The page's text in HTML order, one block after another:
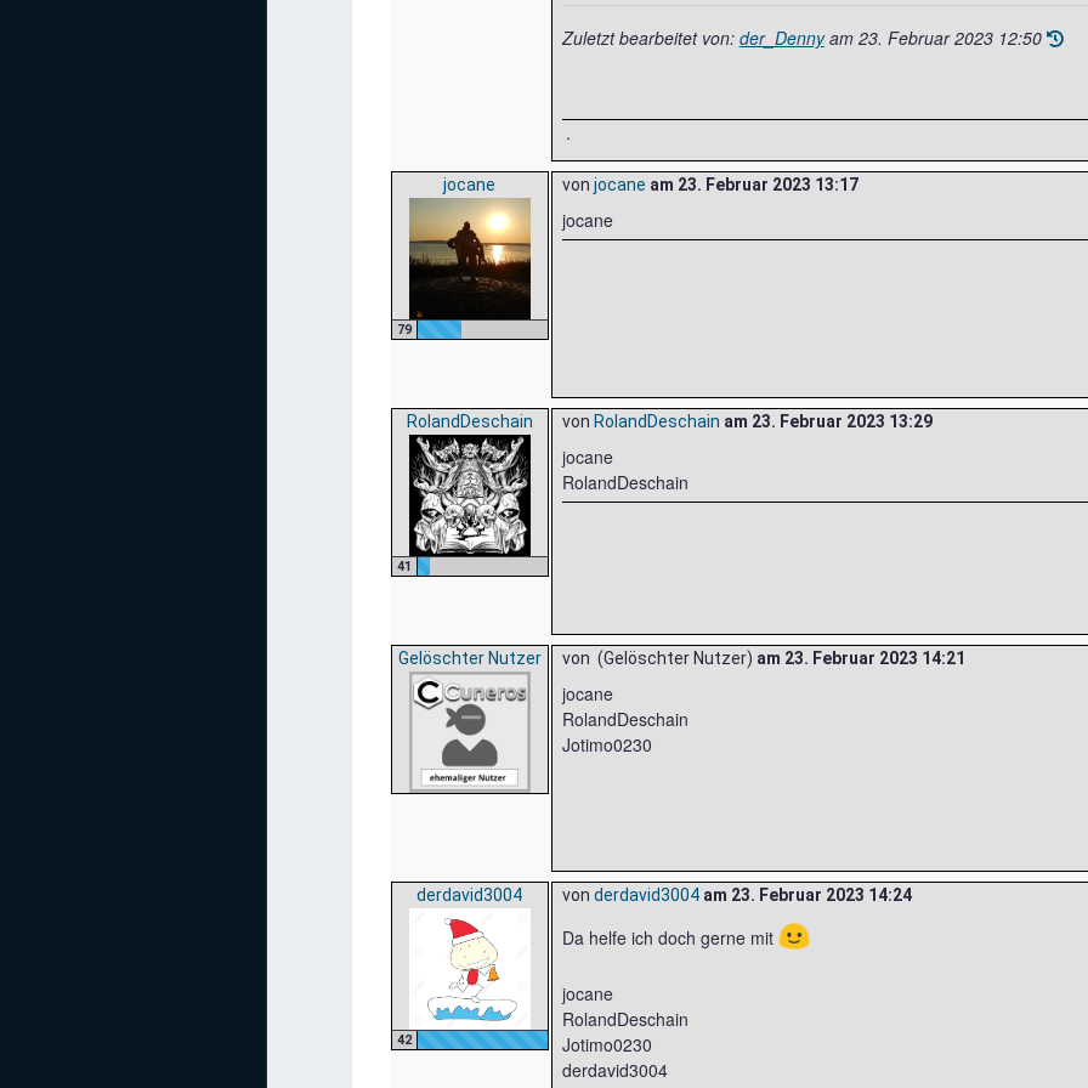
Zuletzt bearbeitet von: der_Dennyam 23. Februar 2023 12:50
.
jocane
79
von jocane am 23. Februar 2023 13:17
jocane
RolandDeschain
41
von RolandDeschain am 23. Februar 2023 13:29
jocane
RolandDeschain
Gelöschter Nutzer von (Gelöschter Nutzer) am 23. Februar 2023 14:21
jocane
RolandDeschain
Jotimo0230
derdavid3004
42
von derdavid3004am 23. Februar 2023 14:24
Da helfe ich doch gerne mit 🙂
jocane
RolandDeschain
Jotimo0230
derdavid3004